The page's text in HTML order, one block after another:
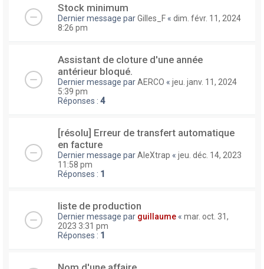
Stock minimum
Dernier message parGilles_F « dim. févr. 11, 2024
8:26 pm
Assistant de cloture d'une année
antérieur bloqué.
Dernier message parAERCO « jeu. janv. 11, 2024
5:39 pm
Réponses : 4
[résolu] Erreur de transfert automatique
en facture
Dernier message parAleXtrap « jeu. déc. 14, 2023
11:58 pm
Réponses : 1
liste de production
Dernier message par guillaume « mar. oct. 31,
2023 3:31 pm
Réponses : 1